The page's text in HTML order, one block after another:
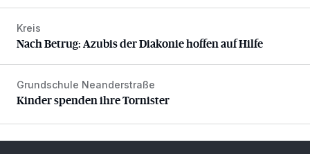
Nach Betrug: Azubis der Diakonie hoffen auf Hilfe
Kreis
Nach Betrug: Azubis der Diakonie hoffen auf Hilfe
Kinder spenden ihre Tornister
Grundschule Neanderstraße
Kinder spenden ihre Tornister